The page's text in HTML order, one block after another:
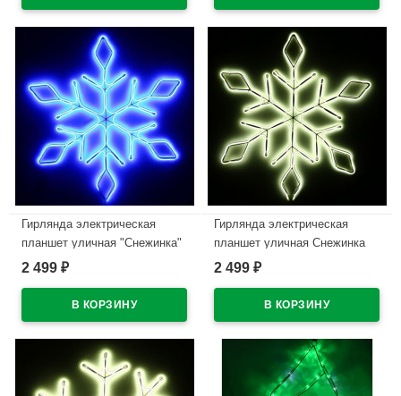
Гирлянда электрическая
планшет уличная "Снежинка"
67см синий арт.196-188
2 499 ₽
Гирлянда электрическая
планшет уличная Снежинка
В наличии
2 499 ₽